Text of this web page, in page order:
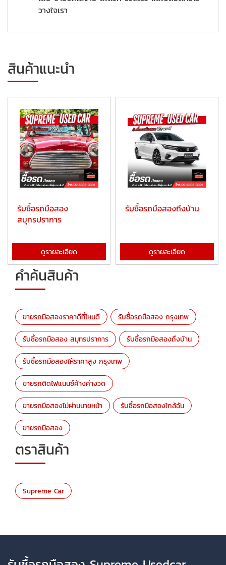
วางใจเรา
สินค้าแนะนำ
รับซื้อรถมือสอง
สมุทรปราการ
ดูรายละเอียด
รับซื้อรถมือสองถึงบ้าน
ดูรายละเอียด
คำค้นสินค้า
ขายรถมือสองราคาดีที่ไหนดี รับซื้อรถมือสอง กรุงเทพ
รับซื้อรถมือสอง สมุทรปราการ รับซื้อรถมือสองถึงบ้าน
รับซื้อรถมือสองให้ราคาสูง กรุงเทพ
ขายรถติดไฟแนนซ์ค้างค่างวด
ขายรถมือสองไม่ผ่านนายหน้า รับซื้อรถมือสองใกล้ฉัน
ขายรถมือสอง
ตราสินค้า
Supreme Car